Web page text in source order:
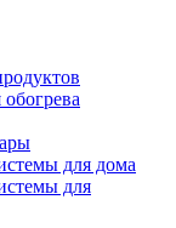
для дома
для